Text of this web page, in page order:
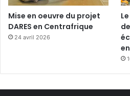
Mise en oeuvre du projet
DARES en Centrafrique
24 avril 2026